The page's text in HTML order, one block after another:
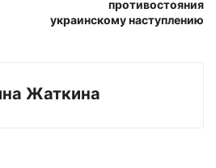
противостояния
украинскому наступлению
Жаткина